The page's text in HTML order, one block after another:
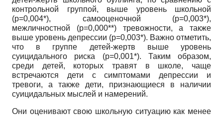
контрольной группой, выше уровень школьной
(р=0,004*), самооценочной (р=0,003*),
межличностной (р=0,000**) тревожности, а также
выше уровень депрессии (р=0,003*). Важно отметить,
что в группе детей-жертв выше уровень
суицидального риска (р=0,001*). Таким образом,
среди детей, которых травят в школе, чаще
встречаются дети с симптомами депрессии и
тревоги, а также дети, признающиеся в наличии
суицидальных мыслей и намерений.
Они оценивают свою школьную ситуацию как менее